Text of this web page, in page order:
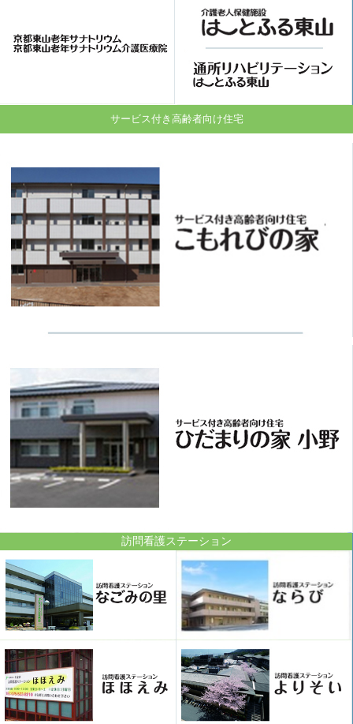
サービス付き高齢者向け住宅
訪問看護ステーション